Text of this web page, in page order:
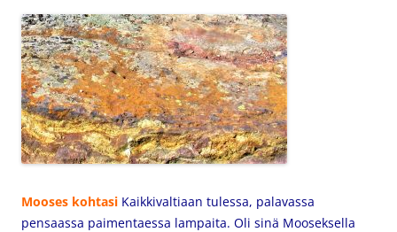
Mooses kohtasi Kaikkivaltiaan tulessa, palavassa
pensaassa paimentaessa lampaita. Oli sinä Mooseksella